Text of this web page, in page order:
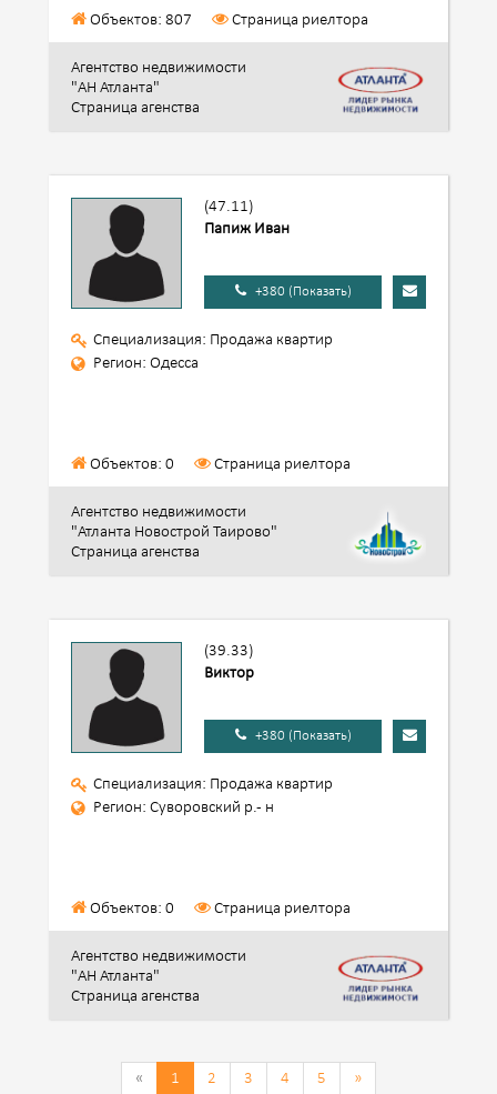
Объектов: 807 Страница риелтора
Агентство недвижимости
"АН Атланта"
Страница агенства
(47.11)
Папиж Иван
+380 (Показать)
Специализация: Продажа квартир
Регион: Одесса
Объектов: 0 Страница риелтора
Агентство недвижимости
"Атланта Новострой Таирово"
Страница агенства
(39.33)
Виктор
+380 (Показать)
Специализация: Продажа квартир
Регион: Суворовский р.- н
Объектов: 0 Страница риелтора
Агентство недвижимости
"АН Атланта"
Страница агенства
« 1 2 3 4 5 »